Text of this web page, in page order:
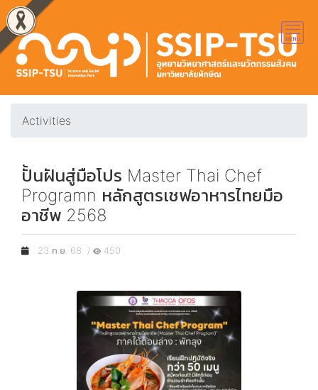
Activities
ปั้นฝันสู่มือโปร Master Thai Chef
Programn หลักสูตรเชฟอาหารไทยมือ
อาชีพ 2568
23 ก.ย. 68 / 450